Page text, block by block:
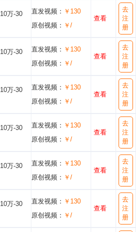
10万-30
直发视频： ￥130
原创视频： ￥/
查看
去
注
册
10万-30
直发视频： ￥130
原创视频： ￥/
查看
去
注
册
10万-30
直发视频： ￥130
原创视频： ￥/
查看
去
注
册
10万-30
直发视频： ￥130
原创视频： ￥/
查看
去
注
册
10万-30
直发视频： ￥130
原创视频： ￥/
查看
去
注
册
10万-30
直发视频： ￥130
原创视频： ￥/
查看
去
注
册